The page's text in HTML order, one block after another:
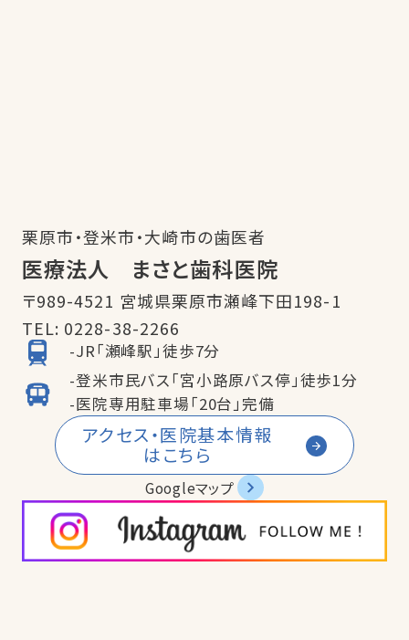
栗原市・登米市・大崎市の歯医者
医療法人 まさと歯科医院
〒989-4521 宮城県栗原市瀬峰下田198-1
TEL: 0228-38-2266
-JR「瀬峰駅」徒歩7分
-登米市民バス「宮小路原バス停」徒歩1分
-医院専用駐車場「20台」完備
アクセス・医院基本情報
はこちら
Googleマップ